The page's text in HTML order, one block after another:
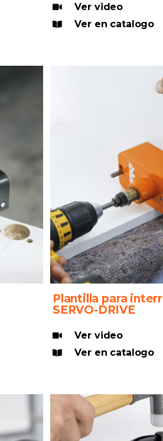
Ver video
Ver en catalogo
Plantilla para
SERVO-DRIVE
Ver video
Ver en catalogo